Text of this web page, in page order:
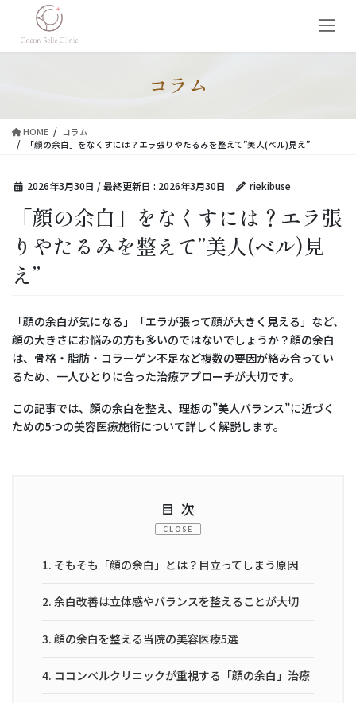
動
に
コラム
HOME
コラム
「顔の余白」をなくすには？エラ張りやたるみを整えて”美人(ベル)見え”
2026年3月30日 / 最終更新日 : 2026年3月30日 riekibuse
「顔の余白」をなくすには？エラ張
りやたるみを整えて”美人(ベル)見
え”
「顔の余白が気になる」「エラが張って顔が大きく見える」など、
顔の大きさにお悩みの方も多いのではないでしょうか？顔の余白
は、骨格・脂肪・コラーゲン不足など複数の要因が絡み合ってい
るため、一人ひとりに合った治療アプローチが大切です。
この記事では、顔の余白を整え、理想の”美人バランス”に近づく
ための5つの美容医療施術について詳しく解説します。
目次
CLOSE
1. そもそも「顔の余白」とは？目立ってしまう原因
2. 余白改善は立体感やバランスを整えることが大切
3. 顔の余白を整える当院の美容医療5選
4. ココンベルクリニックが重視する「顔の余白」治療